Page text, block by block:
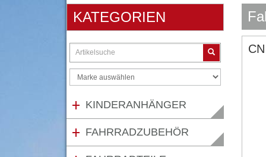
KATEGORIEN
KINDERANHÄNGER
FAHRRADZUBEHÖR